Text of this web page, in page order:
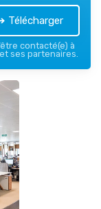
Télécharger
contacté(e) à
ses partenaires.